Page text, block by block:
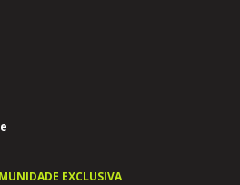
EXCLUSIVA